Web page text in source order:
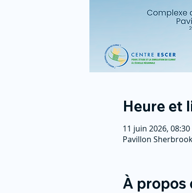
Heure et
11 juin 2026,
Pavillon
À propos